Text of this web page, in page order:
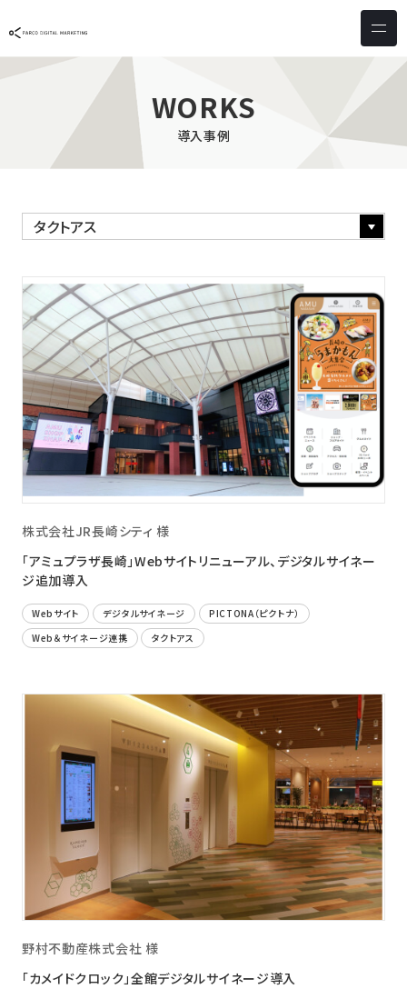
サービス & ソリューション
PICTONA
PDM XR
デジタルサイネージ
しふとん
ウェブアクセシビリティ
店頭
ショッピング
スキルアップ
導入事例
お客様の声
クライアント一覧
ニュース
採用情報
会社情報
会社概要
コーポレートメッセージ
WORKS
導入事例
株式会社JR長崎シティ 様
「アミュプラザ長崎」Webサイトリニューアル、デジタルサイネー
ジ追加導入
Webサイト デジタルサイネージ
PICTONA（ピクトナ）
Web＆サイネージ連携
タクトアス
野村不動産株式会社 様
「カメイドクロック」全館デジタルサイネージ導入